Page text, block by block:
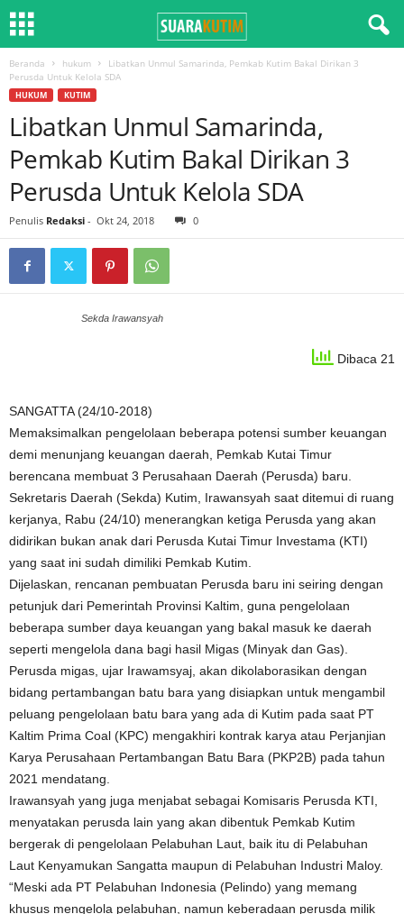
Beranda hukum
Libatkan Unmul Samarinda, Pemkab Kutim Bakal Dirikan 3
Perusda Untuk Kelola SDA
HUKUM KUTIM
Libatkan Unmul Samarinda,
Pemkab Kutim Bakal Dirikan 3
Perusda Untuk Kelola SDA
Penulis Redaksi - Okt 24, 2018 0
Sekda Irawansyah
Dibaca 21
SANGATTA (24/10-2018)
Memaksimalkan pengelolaan beberapa potensi sumber keuangan
demi menunjang keuangan daerah, Pemkab Kutai Timur
berencana membuat 3 Perusahaan Daerah (Perusda) baru.
Sekretaris Daerah (Sekda) Kutim, Irawansyah saat ditemui di ruang
kerjanya, Rabu (24/10) menerangkan ketiga Perusda yang akan
didirikan bukan anak dari Perusda Kutai Timur Investama (KTI)
yang saat ini sudah dimiliki Pemkab Kutim.
Dijelaskan, rencanan pembuatan Perusda baru ini seiring dengan
petunjuk dari Pemerintah Provinsi Kaltim, guna pengelolaan
beberapa sumber daya keuangan yang bakal masuk ke daerah
seperti mengelola dana bagi hasil Migas (Minyak dan Gas).
Perusda migas, ujar Irawamsyaj, akan dikolaborasikan dengan
bidang pertambangan batu bara yang disiapkan untuk mengambil
peluang pengelolaan batu bara yang ada di Kutim pada saat PT
Kaltim Prima Coal (KPC) mengakhiri kontrak karya atau Perjanjian
Karya Perusahaan Pertambangan Batu Bara (PKP2B) pada tahun
2021 mendatang.
Irawansyah yang juga menjabat sebagai Komisaris Perusda KTI,
menyatakan perusda lain yang akan dibentuk Pemkab Kutim
bergerak di pengelolaan Pelabuhan Laut, baik itu di Pelabuhan
Laut Kenyamukan Sangatta maupun di Pelabuhan Industri Maloy.
“Meski ada PT Pelabuhan Indonesia (Pelindo) yang memang
khusus mengelola pelabuhan, namun keberadaan perusda milik